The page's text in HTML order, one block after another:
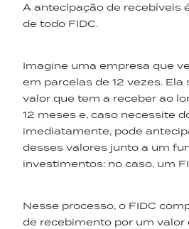
A antecipação de recebíveis
de todo FIDC.
Imagine uma empresa que
em parcelas de 12 vezes.
valor que tem a receber ao
12 meses e, caso necessite
imediatamente, pode
desses valores junto a um
investimentos: no caso, um
Nesse processo, o FIDC
de recebimento por um valor